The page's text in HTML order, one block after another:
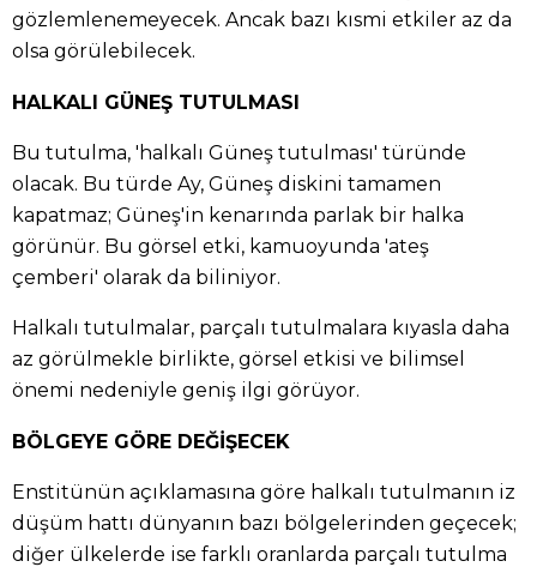
gözlemlenemeyecek. Ancak bazı kısmi etkiler az da
olsa görülebilecek.
HALKALI GÜNEŞ TUTULMASI
Bu tutulma, 'halkalı Güneş tutulması' türünde
olacak. Bu türde Ay, Güneş diskini tamamen
kapatmaz; Güneş'in kenarında parlak bir halka
görünür. Bu görsel etki, kamuoyunda 'ateş
çemberi' olarak da biliniyor.
Halkalı tutulmalar, parçalı tutulmalara kıyasla daha
az görülmekle birlikte, görsel etkisi ve bilimsel
önemi nedeniyle geniş ilgi görüyor.
BÖLGEYE GÖRE DEĞİŞECEK
Enstitünün açıklamasına göre halkalı tutulmanın iz
düşüm hattı dünyanın bazı bölgelerinden geçecek;
diğer ülkelerde ise farklı oranlarda parçalı tutulma